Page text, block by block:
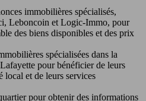
immobilières spécialisés,
Leboncoin et Logic-Immo, pour
des biens disponibles et des prix
spécialisées dans la
pour bénéficier de leurs
local et de leurs services
pour obtenir des informations